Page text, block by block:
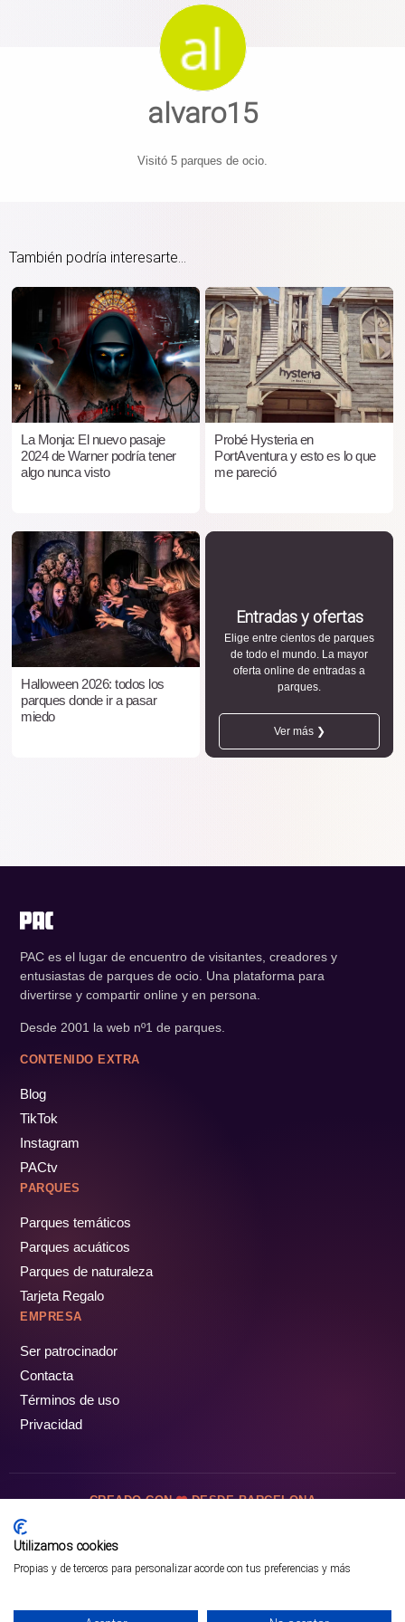
alvaro15
Visitó 5 parques de ocio.
También podría interesarte...
La Monja: El nuevo pasaje
2024 de Warner podría tener
algo nunca visto
Probé Hysteria en
PortAventura y esto es lo que
me pareció
Halloween 2026: todos los
parques donde ir a pasar
miedo
Entradas y ofertas
Elige entre cientos de parques
de todo el mundo. La mayor
oferta online de entradas a
parques.
Ver más ❯
PAC es el lugar de encuentro de visitantes, creadores y
entusiastas de parques de ocio. Una plataforma para
divertirse y compartir online y en persona.
Desde 2001 la web nº1 de parques.
CONTENIDO EXTRA
Blog
TikTok
Instagram
PACtv
PARQUES
Parques temáticos
Parques acuáticos
Parques de naturaleza
Tarjeta Regalo
EMPRESA
Ser patrocinador
Contacta
Términos de uso
Privacidad
CREADO CON DESDE BARCELONA
Utilizamos cookies
Propias y de terceros para personalizar acorde con tus preferencias y más